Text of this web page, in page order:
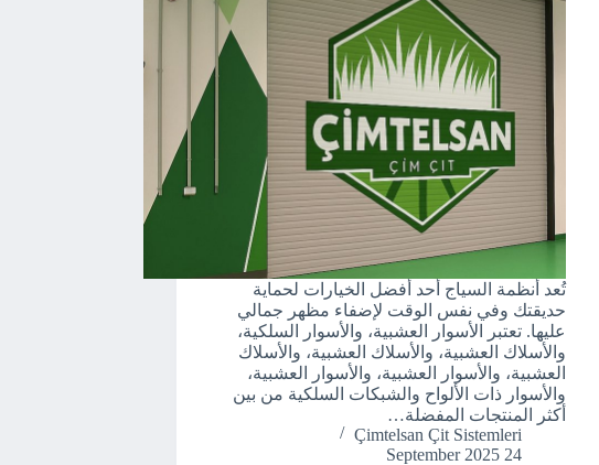
تُعد أنظمة السياج أحد أفضل الخيارات لحماية
حديقتك وفي نفس الوقت لإضفاء مظهر جمالي
عليها. تعتبر الأسوار العشبية، والأسوار السلكية،
والأسلاك العشبية، والأسلاك العشبية، والأسلاك
العشبية، والأسوار العشبية، والأسوار العشبية،
والأسوار ذات الألواح والشبكات السلكية من بين
أكثر المنتجات المفضلة…
Çimtelsan Çit Sistemleri
24 September 2025